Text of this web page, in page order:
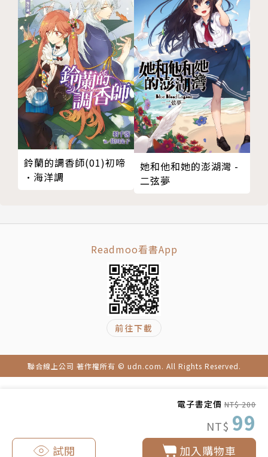
電子書定價 NT$ 200
NT$ 99
加入購物車
試閱
鈴蘭的調香師(01)初啼
•海洋調
她和他和她的澎湖灣 -
二弦夢
Readmoo看書App
前往下載
聯合線上公司 著作權所有 © udn.com. All Rights Reserved.